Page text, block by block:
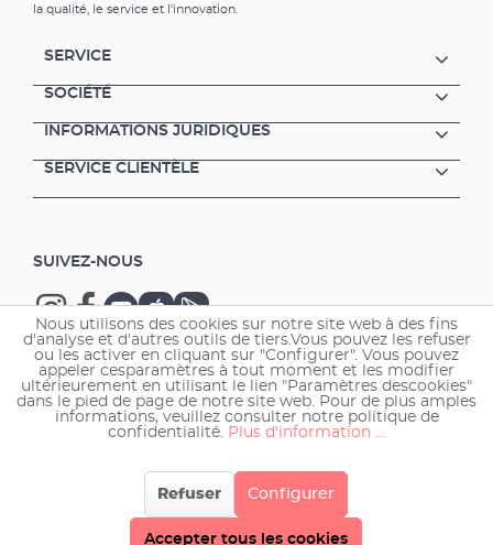
la qualité, le service et l'innovation.
SERVICE
SOCIÉTÉ
INFORMATIONS JURIDIQUES
SERVICE CLIENTÈLE
SUIVEZ-NOUS
Copyright © 2026 EHEIM GmbH & Co. KG.
Nous utilisons des cookies sur notre site web à des fins
d'analyse et d'autres outils de tiers.Vous pouvez les refuser
ou les activer en cliquant sur "Configurer". Vous pouvez
appeler cesparamètres à tout moment et les modifier
ultérieurement en utilisant le lien "Paramètres descookies"
dans le pied de page de notre site web. Pour de plus amples
informations, veuillez consulter notre politique de
confidentialité. Plus d'information ...
Refuser Configurer
Accepter tous les cookies